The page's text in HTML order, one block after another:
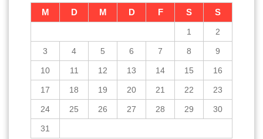
M D M D F S S
1 2
3 4 5 6 7 8 9
10 11 12 13 14 15 16
17 18 19 20 21 22 23
24 25 26 27 28 29 30
31